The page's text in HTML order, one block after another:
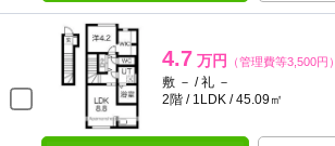
4.7 万円 （管理費等3,500円）
敷 － / 礼 －
2階 / 1LDK / 45.09㎡